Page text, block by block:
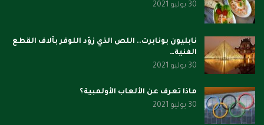
30 يوليو 2021
نابليون بونابرت.. اللص الذي زوّد اللوفر بآلاف القطع
الفنية…
30 يوليو 2021
ماذا تعرف عن الألعاب الأولمبية؟
30 يوليو 2021